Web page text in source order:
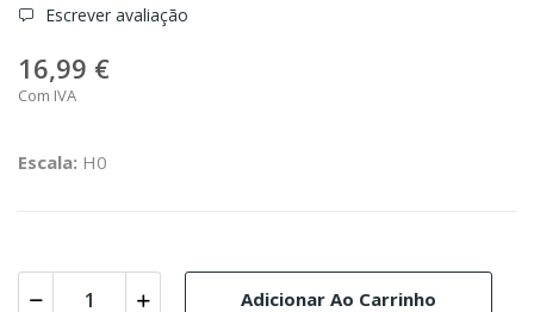
Escrever avaliação
16,99 €
Com IVA
Escala: H0
Adicionar Ao Carrinho